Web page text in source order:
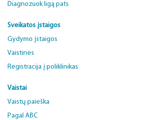
Diagnozuok ligą pats
Sveikatos įstaigos
Gydymo įstaigos
Vaistinės
Registracija į poliklinikas
Vaistai
Vaistų paieška
Pagal ABC